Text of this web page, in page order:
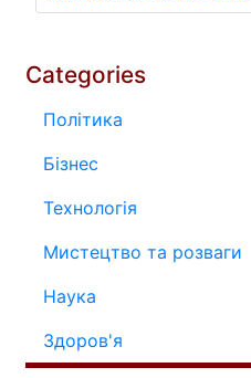
Categories
Політика
Бізнес
Технологія
Мистецтво та розваги
Наука
Здоров'я